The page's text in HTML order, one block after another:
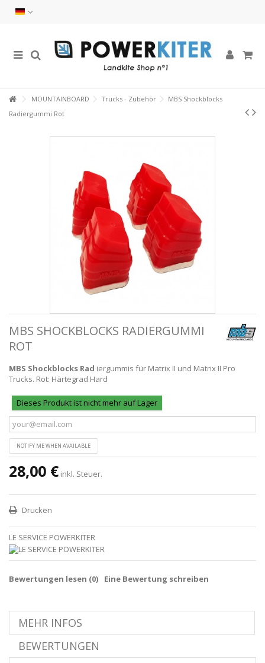
MOUNTAINBOARD Trucks - Zubehör
MBS Shockblocks
Radiergummi Rot
MBS SHOCKBLOCKS RADIERGUMMI
ROT
MBS Shockblocks Rad iergummis für Matrix II und Matrix II Pro
Trucks. Rot: Härtegrad Hard
Dieses Produkt ist nicht mehr auf Lager
NOTIFY ME WHEN AVAILABLE
28,00 € inkl. Steuer.
Drucken
LE SERVICE POWERKITER
Bewertungen lesen (0) Eine Bewertung schreiben
MEHR INFOS
BEWERTUNGEN